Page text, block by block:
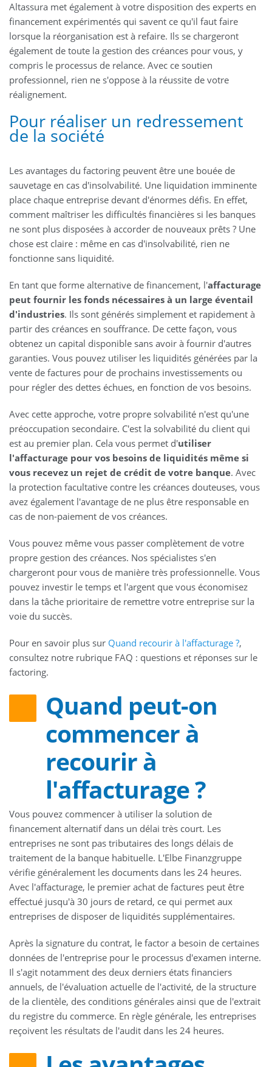
Altassura met également à votre disposition des experts en
financement expérimentés qui savent ce qu'il faut faire
lorsque la réorganisation est à refaire. Ils se chargeront
également de toute la gestion des créances pour vous, y
compris le processus de relance. Avec ce soutien
professionnel, rien ne s'oppose à la réussite de votre
réalignement.
Pour réaliser un redressement
de la société
Les avantages du factoring peuvent être une bouée de
sauvetage en cas d'insolvabilité. Une liquidation imminente
place chaque entreprise devant d'énormes défis. En effet,
comment maîtriser les difficultés financières si les banques
ne sont plus disposées à accorder de nouveaux prêts ? Une
chose est claire : même en cas d'insolvabilité, rien ne
fonctionne sans liquidité.
En tant que forme alternative de financement, l'affacturage
peut fournir les fonds nécessaires à un large éventail
d'industries. Ils sont générés simplement et rapidement à
partir des créances en souffrance. De cette façon, vous
obtenez un capital disponible sans avoir à fournir d'autres
garanties. Vous pouvez utiliser les liquidités générées par la
vente de factures pour de prochains investissements ou
pour régler des dettes échues, en fonction de vos besoins.
Avec cette approche, votre propre solvabilité n'est qu'une
préoccupation secondaire. C'est la solvabilité du client qui
est au premier plan. Cela vous permet d'utiliser
l'affacturage pour vos besoins de liquidités même si
vous recevez un rejet de crédit de votre banque. Avec
la protection facultative contre les créances douteuses, vous
avez également l'avantage de ne plus être responsable en
cas de non-paiement de vos créances.
Vous pouvez même vous passer complètement de votre
propre gestion des créances. Nos spécialistes s'en
chargeront pour vous de manière très professionnelle. Vous
pouvez investir le temps et l'argent que vous économisez
dans la tâche prioritaire de remettre votre entreprise sur la
voie du succès.
Pour en savoir plus sur Quand recourir à l'affacturage ?,
consultez notre rubrique FAQ : questions et réponses sur le
factoring.
Quand peut-on
commencer à
recourir à
l'affacturage ?
Vous pouvez commencer à utiliser la solution de
financement alternatif dans un délai très court. Les
entreprises ne sont pas tributaires des longs délais de
traitement de la banque habituelle. L'Elbe Finanzgruppe
vérifie généralement les documents dans les 24 heures.
Avec l'affacturage, le premier achat de factures peut être
effectué jusqu'à 30 jours de retard, ce qui permet aux
entreprises de disposer de liquidités supplémentaires.
Après la signature du contrat, le factor a besoin de certaines
données de l'entreprise pour le processus d'examen interne.
Il s'agit notamment des deux derniers états financiers
annuels, de l'évaluation actuelle de l'activité, de la structure
de la clientèle, des conditions générales ainsi que de l'extrait
du registre du commerce. En règle générale, les entreprises
reçoivent les résultats de l'audit dans les 24 heures.